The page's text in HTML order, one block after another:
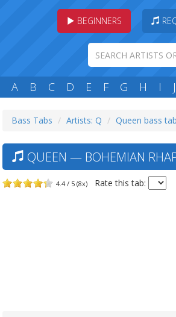
BEGINNERS
A B C D E F G H I J
Bass Tabs Artists: Q Queen bass
QUEEN — BOHEMIAN
4.4 / 5 (8x) Rate this tab: